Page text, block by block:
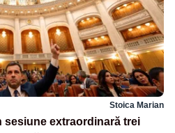
Stoica Marian
sesiune extraordinară trei